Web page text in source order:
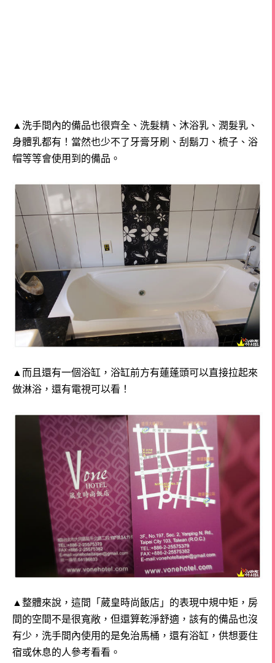
▲洗手間內的備品也很齊全、洗髮精、沐浴乳、潤髮乳、
身體乳都有！ 當然也少不了牙膏牙刷、刮鬍刀、梳子、浴
帽等等會使用到的備品。
▲而且還有一個浴缸，浴缸前方有蓮蓬頭可以直接拉起來
做淋浴，還有電視可以看！
▲整體來說，這間「葳皇時尚飯店」的表現中規中矩， 房
間的空間不是很寬敞，但還算乾淨舒適， 該有的備品也沒
有少，洗手間內使用的是免治馬桶，還有浴缸，供想要住
宿或休息的人參考看看。